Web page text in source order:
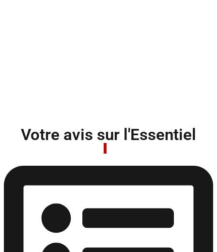
Votre avis sur l'Essentiel